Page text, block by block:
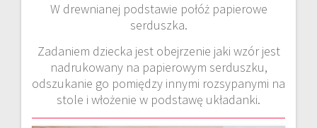
W drewnianej podstawie połóż papierowe
serduszka.
Zadaniem dziecka jest obejrzenie jaki wzór jest
nadrukowany na papierowym serduszku,
odszukanie go pomiędzy innymi rozsypanymi na
stole i włożenie w podstawę układanki.